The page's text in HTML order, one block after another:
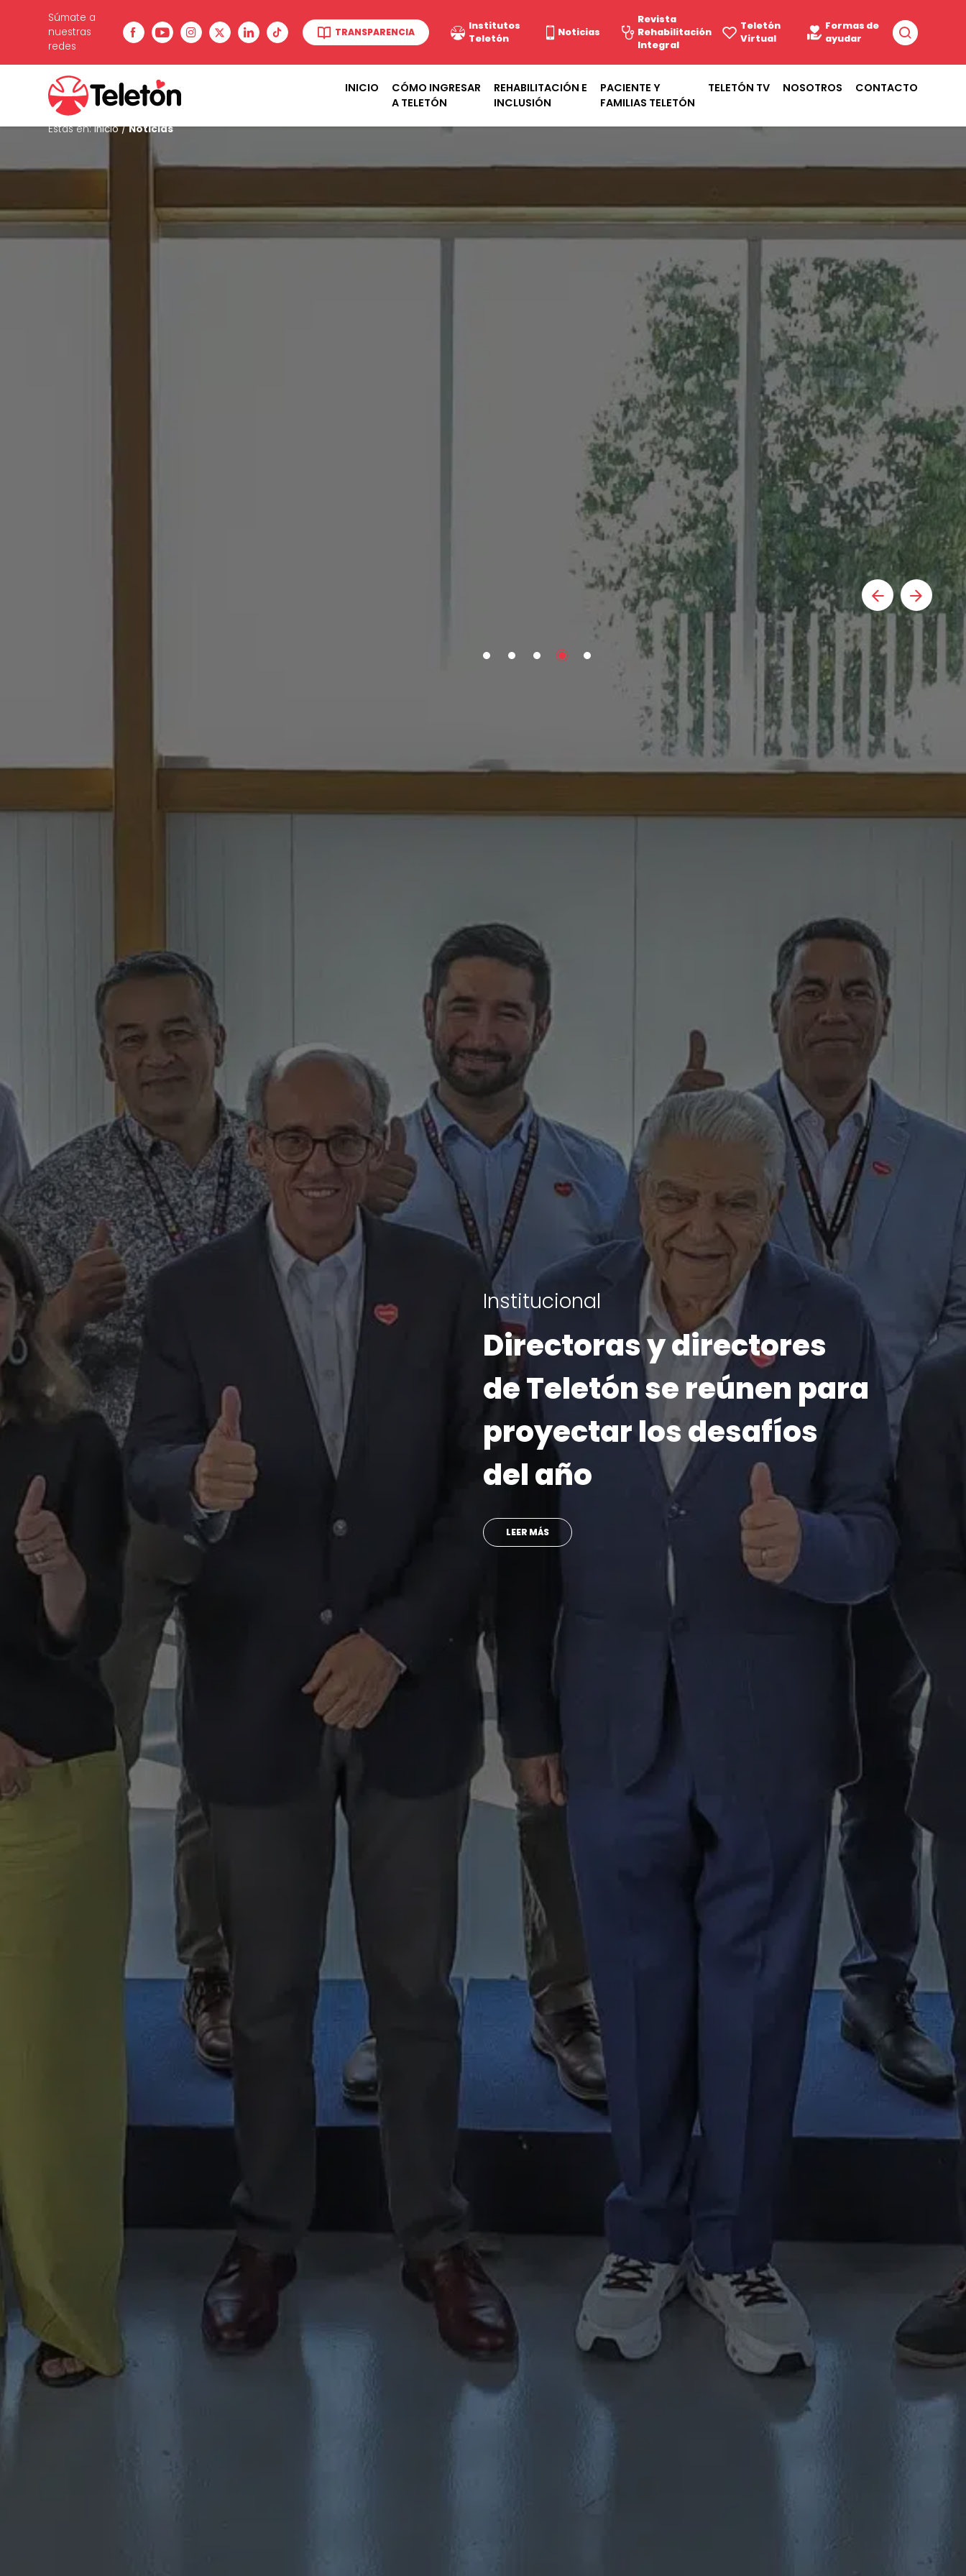
Súmate a
nuestras
redes
TRANSPARENCIA
Institutos
Teletón
Noticias
Revista
Rehabilitación
Integral
Teletón
Virtual
Formas de
ayudar
INICIO
CÓMO INGRESAR
A TELETÓN
REHABILITACIÓN E
INCLUSIÓN
PACIENTE Y
FAMILIAS TELETÓN
TELETÓN TV NOSOTROS CONTACTO
Estás en:Inicio/Noticias
6 de agosto | 2026
“Súmate a lo que nos
une”: Teletón inicia su
campaña 2026
presentando a su niño
embajador y un himno
con Princesa Alba y
SINAKA